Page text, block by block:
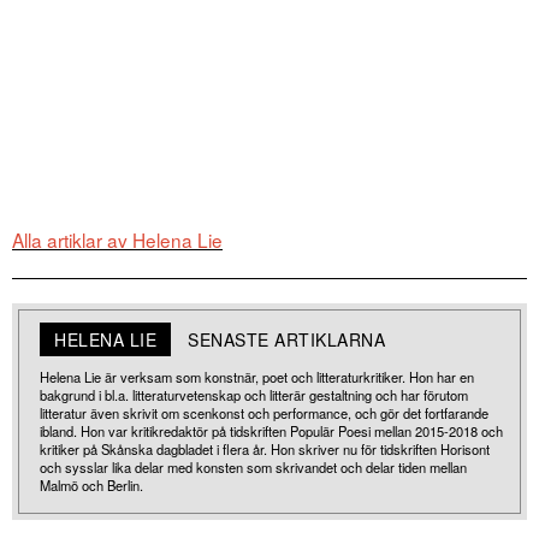
Alla artiklar av Helena Lie
HELENA LIE SENASTE ARTIKLARNA
Helena Lie är verksam som konstnär, poet och litteraturkritiker. Hon har en
bakgrund i bl.a. litteraturvetenskap och litterär gestaltning och har förutom
litteratur även skrivit om scenkonst och performance, och gör det fortfarande
ibland. Hon var kritikredaktör på tidskriften Populär Poesi mellan 2015-2018 och
kritiker på Skånska dagbladet i flera år. Hon skriver nu för tidskriften Horisont
och sysslar lika delar med konsten som skrivandet och delar tiden mellan
Malmö och Berlin.